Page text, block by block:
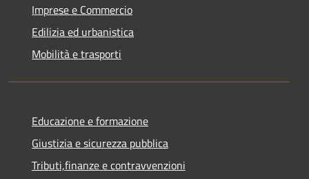
Imprese e Commercio
Edilizia ed urbanistica
Mobilità e trasporti
Educazione e formazione
Giustizia e sicurezza pubblica
Tributi,finanze e contravvenzioni